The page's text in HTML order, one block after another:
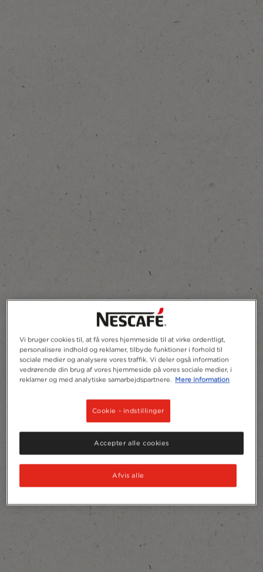
Tilføj til favoritter
Vi bruger cookies til, at få vores hjemmeside til at virke ordentligt,
personalisere indhold og reklamer, tilbyde funktioner i forhold til
sociale medier og analysere vores traffik. Vi deler også information
vedrørende din brug af vores hjemmeside på vores sociale medier, i
reklamer og med analytiske samarbejdspartnere. Mere information
Cookie - indstillinger
Afvis alle
Accepter alle cookies